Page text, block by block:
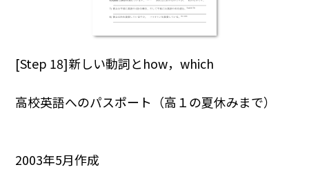
[Step 18]新しい動詞とhow，which
高校英語へのパスポート（高１の夏休みまで）
2003年5月作成